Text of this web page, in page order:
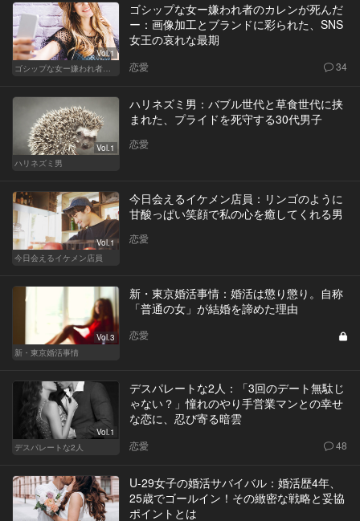
Vol.1
ゴシップな女ー嫌われ者のカレンが死んだー
ゴシップな女ー嫌われ者のカレンが死んだ
ー：画像加工とブランドに彩られた、SNS
女王の哀れな最期
恋愛 34
Vol.1
ハリネズミ男
ハリネズミ男：バブル世代と草食世代に挟
まれた、プライドを死守する30代男子
恋愛
Vol.1
今日会えるイケメン店員
今日会えるイケメン店員：リンゴのように
甘酸っぱい笑顔で私の心を癒してくれる男
恋愛
Vol.3
新・東京婚活事情
新・東京婚活事情：婚活は懲り懲り。自称
「普通の女」が結婚を諦めた理由
恋愛
Vol.1
デスパレートな2人
デスパレートな2人：「3回のデート無駄じ
ゃない？」憧れのやり手営業マンとの幸せ
な恋に、忍び寄る暗雲
恋愛 48
U-29女子の婚活サバイバル：婚活歴4年、
25歳でゴールイン！その緻密な戦略と妥協
ポイントとは